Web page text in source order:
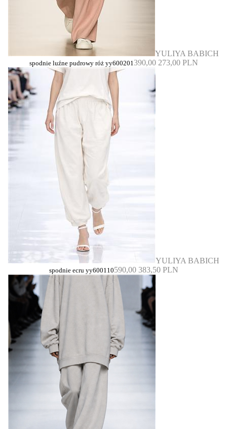
YULIYA BABICH
spodnie luźne pudrowy róż yy600201390,00 273,00 PLN
YULIYA BABICH
spodnie ecru yy600110590,00 383,50 PLN